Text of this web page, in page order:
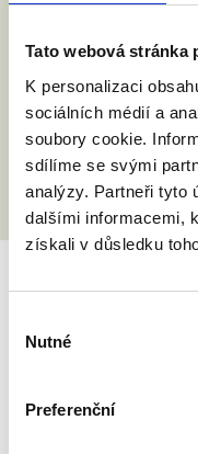
Tato webová stránka
K personalizaci
sociálních médií a
soubory cookie.
sdílíme se svými
analýzy. Partneři tyto
dalšími informacemi,
získali v důsledku
souhlasu
Nutné
Preferenční
Potěšil/a
kandidát
Dejte jim to
důležitá,
toho, aby